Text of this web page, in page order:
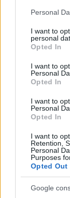
Please note
not limited to
grant or deny
use your data
consent section.
Personal
I want to
personal
Opted In
I want to
Personal
Opted In
I want to
Personal
Opted In
I want to
Retention,
Personal
Purposes
Opted Out
Google
Jelenet a Bánk
Levente Fotó:
A karmester így
„Levente
lehetőségem
énekel, hanem
bennünk élő
Berle Sanford
fogalmaz
előadásában